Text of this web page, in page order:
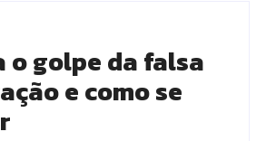
o golpe da falsa
e como se